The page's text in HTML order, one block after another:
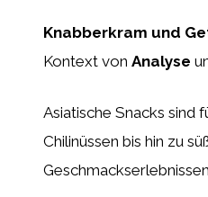
Knabberkram und
Kontext von Analyse
Asiatische Snacks sind
Chilinüssen bis hin zu